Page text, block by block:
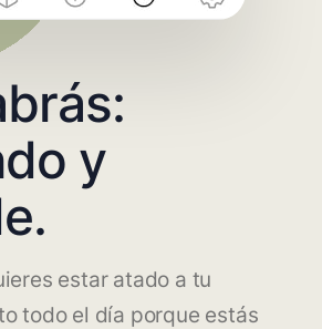
y
estar atado a tu
todo el día porque estás